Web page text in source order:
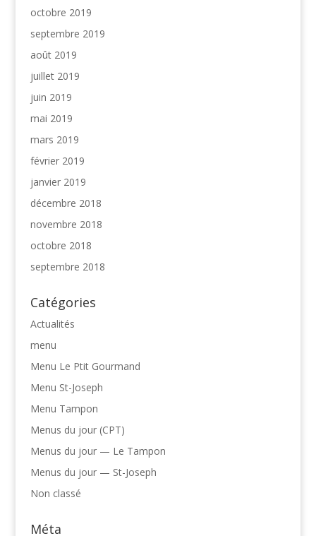
octobre 2019
septembre 2019
août 2019
juillet 2019
juin 2019
mai 2019
mars 2019
février 2019
janvier 2019
décembre 2018
novembre 2018
octobre 2018
septembre 2018
Catégories
Actualités
menu
Menu Le Ptit Gourmand
Menu St-Joseph
Menu Tampon
Menus du jour (CPT)
Menus du jour — Le Tampon
Menus du jour — St-Joseph
Non classé
Méta